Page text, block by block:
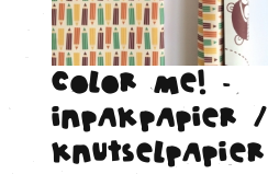
Color me! -
Inpakpapier /
knutselpapier